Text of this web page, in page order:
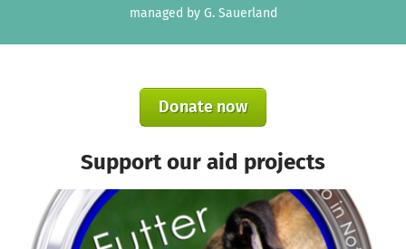
managed by G. Sauerland
Donate now
Support our aid projects